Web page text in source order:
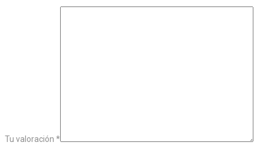
Tu valoración *